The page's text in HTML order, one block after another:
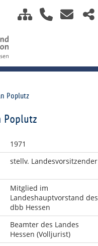
Poplutz
Poplutz
1971
stellv. Landesvorsitzender
Mitglied im
Landeshauptvorstand des
dbb Hessen
Beamter des Landes
Hessen (Volljurist)